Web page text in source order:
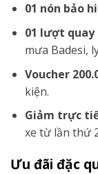
01 nón bảo
01 lượt quay
mưa Badesi,
Voucher
kiện.
Giảm trực
xe từ lần thứ
Ưu đãi đặc